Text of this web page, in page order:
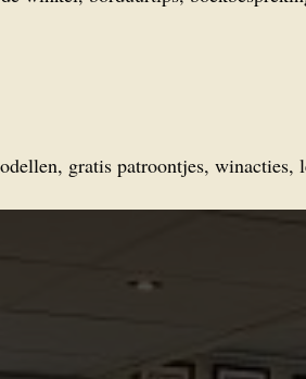
gratis patroontjes,